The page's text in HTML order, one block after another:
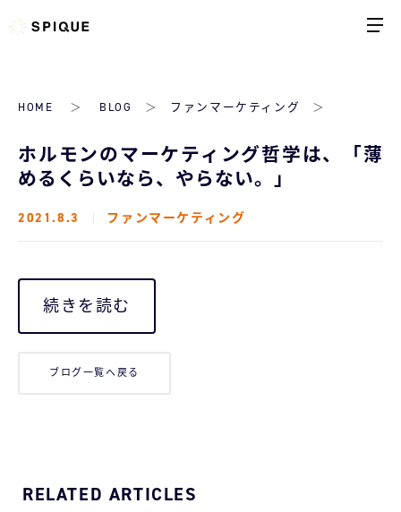
HOME BLOG ファンマーケティング
ホルモンのマーケティング哲学は、「薄
めるくらいなら、やらない。」
2021.8.3 ファンマーケティング
続きを読む
ブログ一覧へ戻る
RELATED ARTICLES